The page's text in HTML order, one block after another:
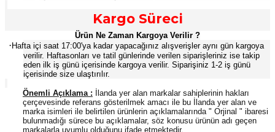
Kargo Süreci
Ürün Ne Zaman Kargoya Verilir ?
·Hafta içi saat 17:00'ya kadar yapacağınız alışverişler aynı gün kargoya
verilir. Haftasonları ve tatil günlerinde verilen siparişleriniz ise takip
eden ilk iş günü içerisinde kargoya verilir. Siparişiniz 1-2 iş günü
içerisinde size ulaştırılır.
Önemli Açıklama : İlanda yer alan markalar sahiplerinin hakları
çerçevesinde referans gösterilmek amacı ile bu İlanda yer alan ve
marka isimleri ile belirtilen ürünlerin açıklamalarında " Orjinal " ibaresi
bulunmadığı sürece bu açıklamalar, söz konusu ürünün adı geçen
markalarla uyumlu olduğunu ifade etmektedir.